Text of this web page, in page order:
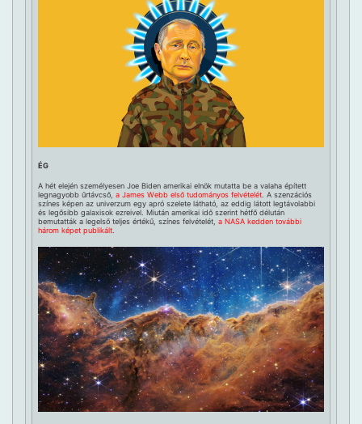
ÉG
A hét elején személyesen Joe Biden amerikai elnök mutatta be a valaha épített
legnagyobb űrtávcső, a James Webb első tudományos felvételét . A szenzációs
színes képen az univerzum egy apró szelete látható, az eddig látott legtávolabbi
és legősibb galaxisok ezreivel. Miután amerikai idő szerint hétfő délután
bemutatták a legelső teljes értékű, színes felvételét, a NASA kedden további
három képet publikált